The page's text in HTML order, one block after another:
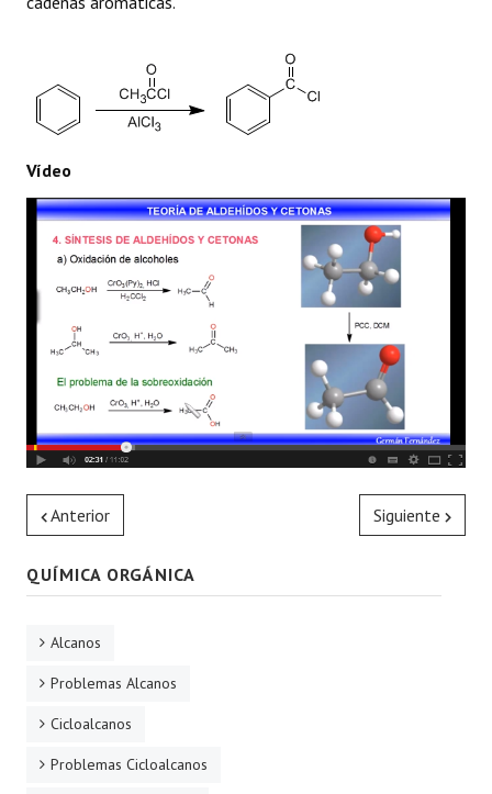
Vídeo
Anterior Siguiente
QUÍMICA ORGÁNICA
Alcanos
Problemas Alcanos
Cicloalcanos
Problemas Cicloalcanos